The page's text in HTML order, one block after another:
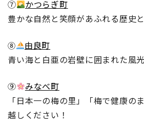
⑦
かつらぎ町
豊かな自然と笑顔があふれる歴史
⑧
由良町
青い海と白亜の岩壁に囲まれた風
⑨
みなべ町
「日本一の梅の里」「梅で健康の
越しください！